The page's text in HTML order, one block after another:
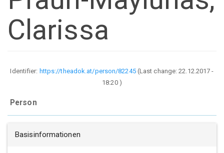
Clarissa
Identifier: https://theadok.at/person/82245(Last change:22.12.2017 -
18:20)
Person
Basisinformationen